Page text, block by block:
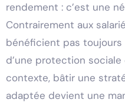
rendement : c’est une
Contrairement aux
bénéficient pas
d’une protection
contexte, bâtir une
adaptée devient une